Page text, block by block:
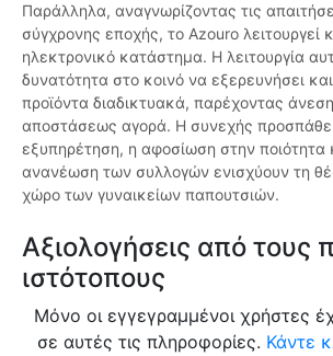
Παράλληλα, αναγνωρίζοντας τις
σύγχρονης εποχής, το Azouro λειτουργεί
ηλεκτρονικό κατάστημα. Η λειτουργία
δυνατότητα στο κοινό να εξερευνήσει
προϊόντα διαδικτυακά, παρέχοντας
αποστάσεως αγορά. Η συνεχής
εξυπηρέτηση, η αφοσίωση στην ποιότητα
ανανέωση των συλλογών ενισχύουν τη
χώρο των γυναικείων παπουτσιών.
Αξιολογήσεις από τους
ιστότοπους
Μόνο οι εγγεγραμμένοι χρήστες
σε αυτές τις πληροφορίες. Κάντε